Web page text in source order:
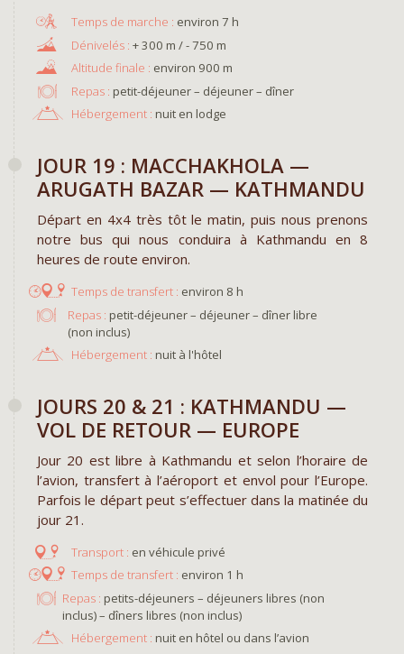
environ 7 h
+ 300 m / - 750 m
environ 900 m
Repas : petit-déjeuner – déjeuner – dîner
Hébergement : nuit en lodge
JOUR 19 : MACCHAKHOLA —
ARUGATH BAZAR — KATHMANDU
Départ en 4x4 très tôt le matin, puis nous prenons
notre bus qui nous conduira à Kathmandu en 8
heures de route environ.
environ 8 h
Repas : petit-déjeuner – déjeuner – dîner libre
(non inclus)
Hébergement : nuit à l'hôtel
JOURS 20 & 21 : KATHMANDU —
VOL DE RETOUR — EUROPE
Jour 20 est libre à Kathmandu et selon l’horaire de
l’avion, transfert à l’aéroport et envol pour l’Europe.
Parfois le départ peut s’effectuer dans la matinée du
jour 21.
en véhicule privé
environ 1 h
Repas : petits-déjeuners – déjeuners libres (non
inclus) – dîners libres (non inclus)
Hébergement : nuit en hôtel ou dans l’avion